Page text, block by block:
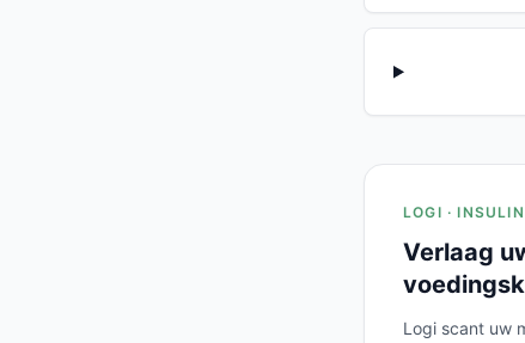
LOGI ·
Verlaag
Logi scant uw